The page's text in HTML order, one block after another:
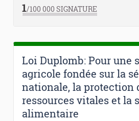
1/100 000SIGNATURE
Loi Duplomb: Pour une
agricole fondée sur la
nationale, la protection
ressources vitales et la
alimentaire